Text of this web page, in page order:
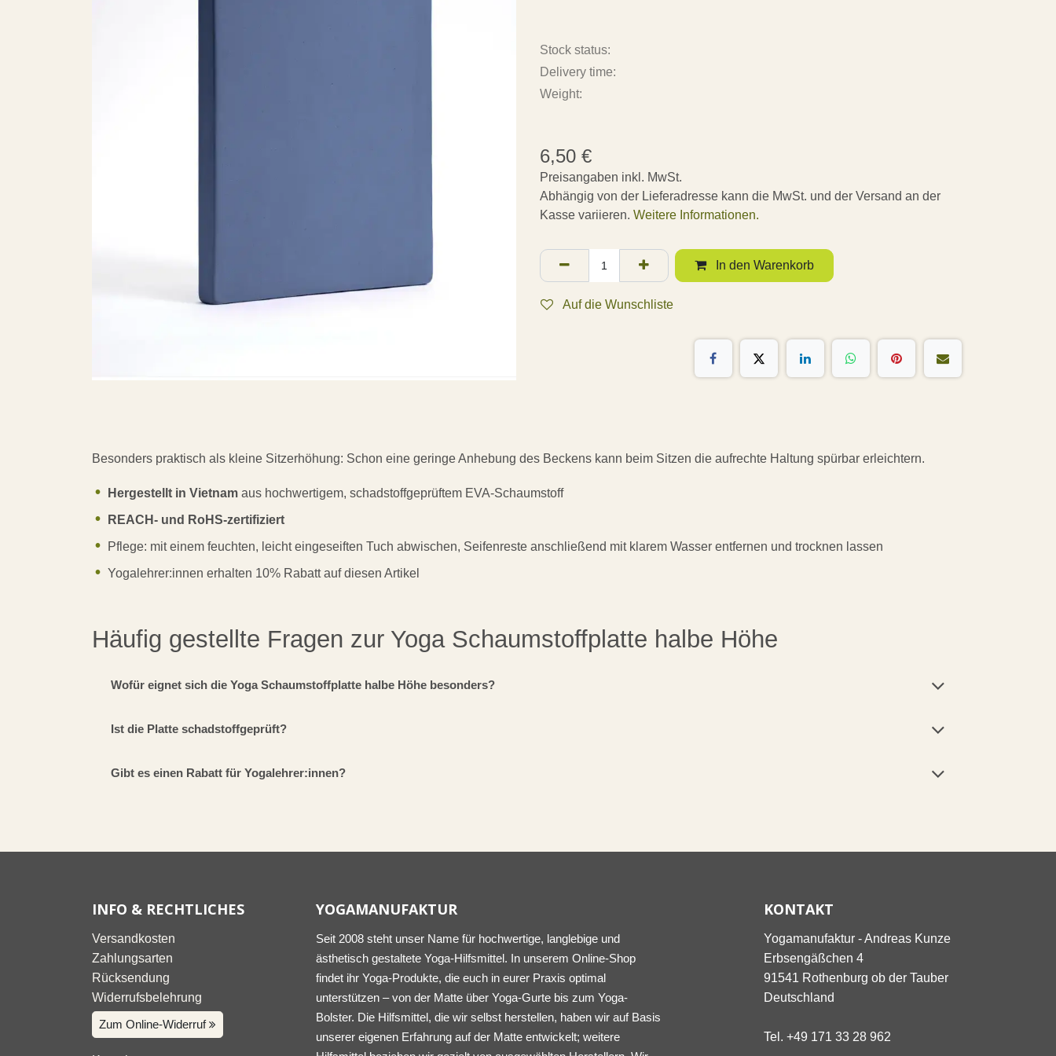
Stock status:
Delivery time:
Weight:
6,50 €
Preisangaben inkl. MwSt.
Abhängig von der Lieferadresse kann die MwSt. und der Versand an der
Kasse variieren. Weitere Informationen.
In den Warenkorb
Auf die Wunschliste
Besonders praktisch als kleine Sitzerhöhung: Schon eine geringe Anhebung des Beckens kann beim Sitzen die aufrechte Haltung spürbar erleichtern.
Hergestellt in Vietnam aus hochwertigem, schadstoffgeprüftem EVA-Schaumstoff
REACH- und RoHS-zertifiziert
Pflege: mit einem feuchten, leicht eingeseiften Tuch abwischen, Seifenreste anschließend mit klarem Wasser entfernen und trocknen lassen
Yogalehrer:innen erhalten 10% Rabatt auf diesen Artikel
Häufig gestellte Fragen zur Yoga Schaumstoffplatte halbe Höhe
Ist die Platte schadstoffgeprüft?
INFO & RECHTLICHES
Versandkosten
Zahlungsarten
Rücksendung
Widerrufsbelehrung
Zum Online-Widerruf
YOGAMANUFAKTUR
Seit 2008 steht unser Name für hochwertige, langlebige und
ästhetisch gestaltete Yoga-Hilfsmittel. In unserem Online-Shop
findet ihr Yoga-Produkte, die euch in eurer Praxis optimal
unterstützen – von der Matte über Yoga-Gurte bis zum Yoga-
Bolster. Die Hilfsmittel, die wir selbst herstellen, haben wir auf Basis
unserer eigenen Erfahrung auf der Matte entwickelt; weitere
KONTAKT
Yogamanufaktur - Andreas Kunze
Erbsengäßchen 4
91541 Rothenburg ob der Tauber
Deutschland
Tel. +49 171 33 28 962